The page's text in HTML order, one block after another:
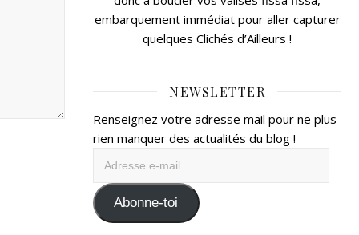
embarquement immédiat pour aller capturer
quelques Clichés d’Ailleurs !
NEWSLETTER
Renseignez votre adresse mail pour ne plus
rien manquer des actualités du blog !
mail Abonne-toi